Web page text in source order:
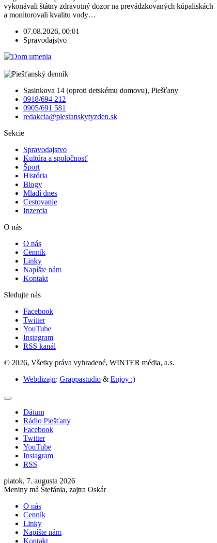
vykonávali štátny zdravotný dozor na prevádzkovaných kúpaliskách
a monitorovali kvalitu vody…
07.08.2026, 00:01
Spravodajstvo
Sasinkova 14 (oproti detskému domovu), Piešťany
0918/694 212
0905/691 581
redakcia@piestanskytyzden.sk
Sekcie
Spravodajstvo
Kultúra a spoločnosť
Šport
História
Blogy
Mladí dnes
Cestovanie
Inzercia
O nás
O nás
Cenník
Linky
Napíšte nám
Kontakt
Sledujte nás
Facebook
Twitter
YouTube
Instagram
RSS kanál
© 2026, Všetky práva vyhradené, WINTER média, a.s.
Webdizajn: Grappastudio & Enjoy :)
Dátum
Rádio Piešťany
Facebook
Twitter
YouTube
Instagram
RSS
piatok, 7. augusta 2026
Meniny má Štefánia, zajtra Oskár
O nás
Cenník
Linky
Napíšte nám
Kontakt